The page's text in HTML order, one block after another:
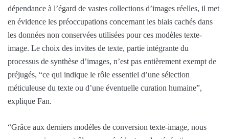
dépendance à l’égard de vastes collections d’images réelles, il met
en évidence les préoccupations concernant les biais cachés dans
les données non conservées utilisées pour ces modèles texte-
image. Le choix des invites de texte, partie intégrante du
processus de synthèse d’images, n’est pas entièrement exempt de
préjugés, “ce qui indique le rôle essentiel d’une sélection
méticuleuse du texte ou d’une éventuelle curation humaine”,
explique Fan.
“Grâce aux derniers modèles de conversion texte-image, nous